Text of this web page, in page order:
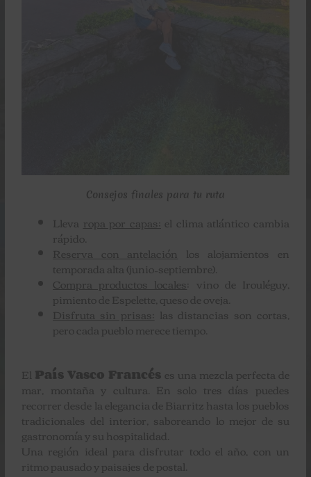
Consejos finales para tu ruta
Lleva ropa por capas: el clima atlántico cambia
rápido.
Reserva con antelación los alojamientos en
temporada alta (junio–septiembre).
Compra productos locales: vino de Irouléguy,
pimiento de Espelette, queso de oveja.
Disfruta sin prisas: las distancias son cortas,
pero cada pueblo merece tiempo.
El País Vasco Francés es una mezcla perfecta de
mar, montaña y cultura. En solo tres días puedes
recorrer desde la elegancia de Biarritz hasta los pueblos
tradicionales del interior, saboreando lo mejor de su
gastronomía y su hospitalidad.
Una región ideal para disfrutar todo el año, con un
ritmo pausado y paisajes de postal.